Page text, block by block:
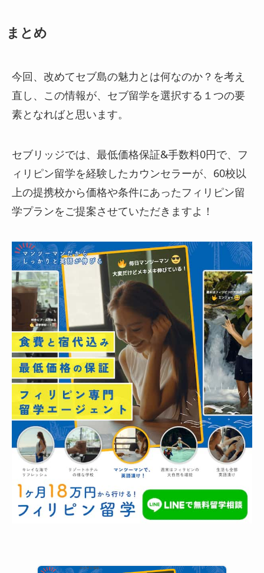
まとめ
今回、改めてセブ島の魅力とは何なのか？を考え
直し、この情報が、セブ留学を選択する１つの要
素となればと思います。
セブリッジでは、最低価格保証&手数料0円で、フ
ィリピン留学を経験したカウンセラーが、60校以
上の提携校から価格や条件にあったフィリピン留
学プランをご提案させていただきますよ！